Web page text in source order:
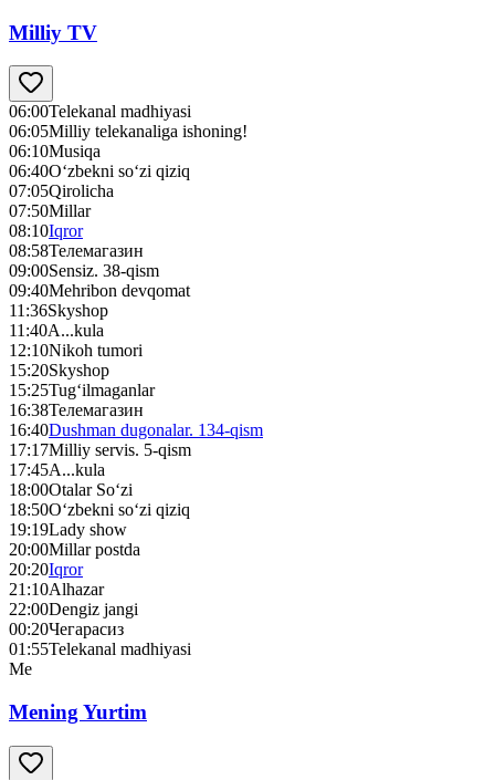
Milliy TV
06:00Telekanal madhiyasi
06:05Milliy telekanaliga ishoning!
06:10Musiqa
06:40O‘zbekni so‘zi qiziq
07:05Qirolicha
07:50Millar
08:10Iqror
08:58Телемагазин
09:00Sensiz. 38-qism
09:40Mehribon devqomat
11:36Skyshop
11:40A...kula
12:10Nikoh tumori
15:20Skyshop
15:25Tug‘ilmaganlar
16:38Телемагазин
16:40Dushman dugonalar. 134-qism
17:17Milliy servis. 5-qism
17:45A...kula
18:00Otalar So‘zi
18:50O‘zbekni so‘zi qiziq
19:19Lady show
20:00Millar postda
20:20Iqror
21:10Alhazar
22:00Dengiz jangi
00:20Чегарасиз
01:55Telekanal madhiyasi
Me
Mening Yurtim